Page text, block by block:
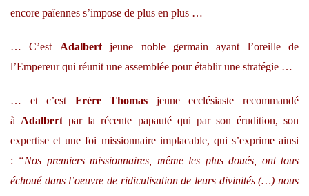
encore païennes s’impose de plus en plus …
… C’est Adalbertjeune noble germain ayant l’oreille de
l’Empereur qui réunit une assemblée pour établir une stratégie …
… et c’est Frère Thomas jeune ecclésiaste recommandé
à Adalbert par la récente papauté qui par son érudition, son
expertise et une foi missionnaire implacable, qui s’exprime ainsi
: “Nos premiers missionnaires, même les plus doués, ont tous
échoué dans l’oeuvre de ridiculisation de leurs divinités (…) nous